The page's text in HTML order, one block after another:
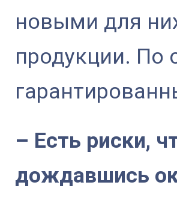
новыми для
продукции. По
– Есть риски,
дождавшись